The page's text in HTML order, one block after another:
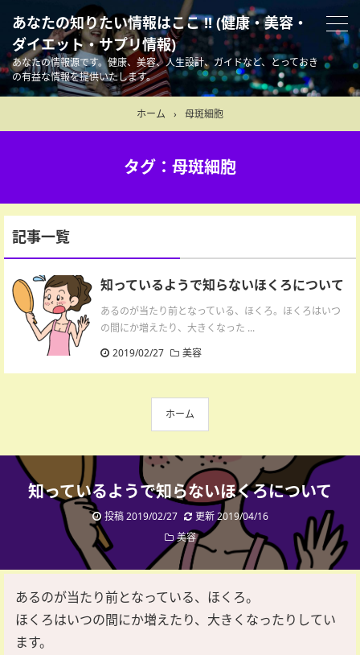
あなたの知りたい情報はここ !! (健康・美容・
ダイエット・サプリ情報)
あなたの情報源です。健康、美容、人生設計、ガイドなど、とっておき
の有益な情報を提供いたします。
ホーム › 母斑細胞
タグ：母斑細胞
記事一覧
知っているようで知らないほくろについて
あるのが当たり前となっている、ほくろ。ほくろはいつ
の間にか増えたり、大きくなった ...
2019/02/27
美容
ホーム
知っているようで知らないほくろについて
投稿 2019/02/27
更新 2019/04/16
美容
あるのが当たり前となっている、ほくろ。
ほくろはいつの間にか増えたり、大きくなったりしてい
ます。